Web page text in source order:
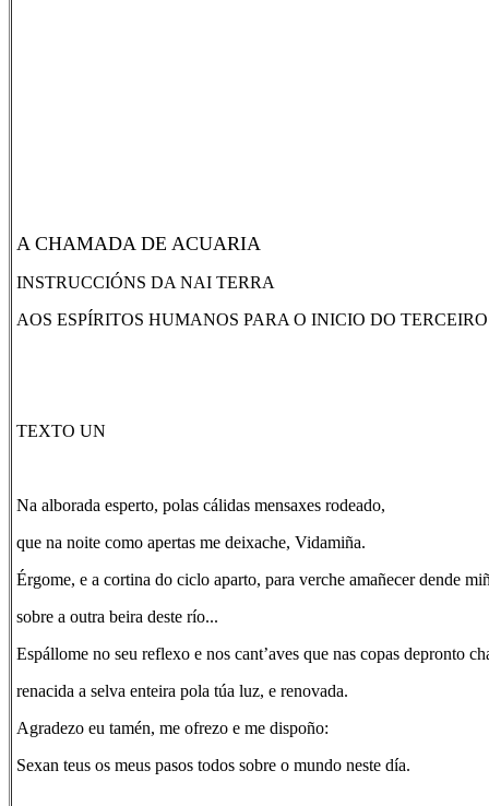
A CHAMADA DE ACUARIA
INSTRUCCIÓNS DA NAI TERRA
AOS ESPÍRITOS HUMANOS PARA O INICIO DO
TEXTO UN
Na alborada esperto, polas cálidas mensaxes rodeado,
que na noite como apertas me deixache, Vidamiña.
Érgome, e a cortina do ciclo aparto, para verche amañecer dende
sobre a outra beira deste río...
Espállome no seu reflexo e nos cant’aves que nas copas depronto
renacida a selva enteira pola túa luz, e renovada.
Agradezo eu tamén, me ofrezo e me dispoño:
Sexan teus os meus pasos todos sobre o mundo neste día.